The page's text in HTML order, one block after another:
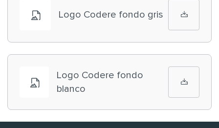
Logo Codere fondo gris
Logo Codere fondo
blanco